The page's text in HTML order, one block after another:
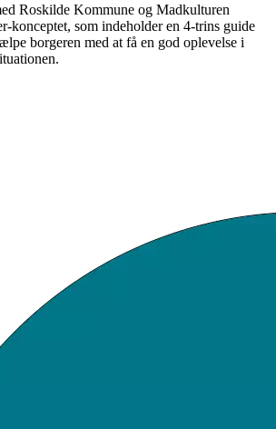
Roskilde Kommune og Madkulturen
konceptet, som indeholder en 4-trins guide
borgeren med at få en god oplevelse i